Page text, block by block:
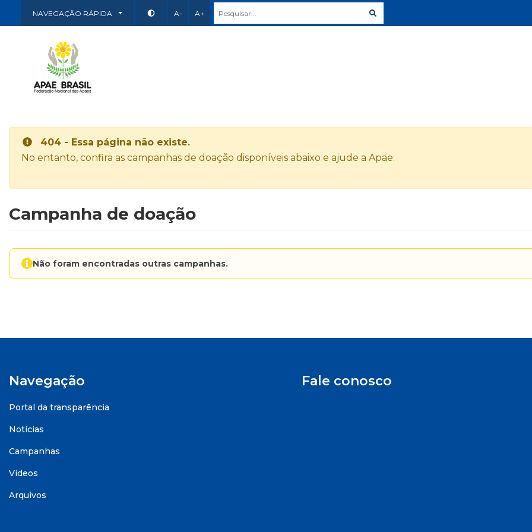
NAVEGAÇÃO RÁPIDA A- A+
404 - Essa página não existe.
No entanto, confira as campanhas de doação disponíveis abaixo e ajude a Apae:
Campanha de doação
Não foram encontradas outras campanhas.
Navegação
Portal da transparência
Notícias
Campanhas
Videos
Arquivos
Fale conosco